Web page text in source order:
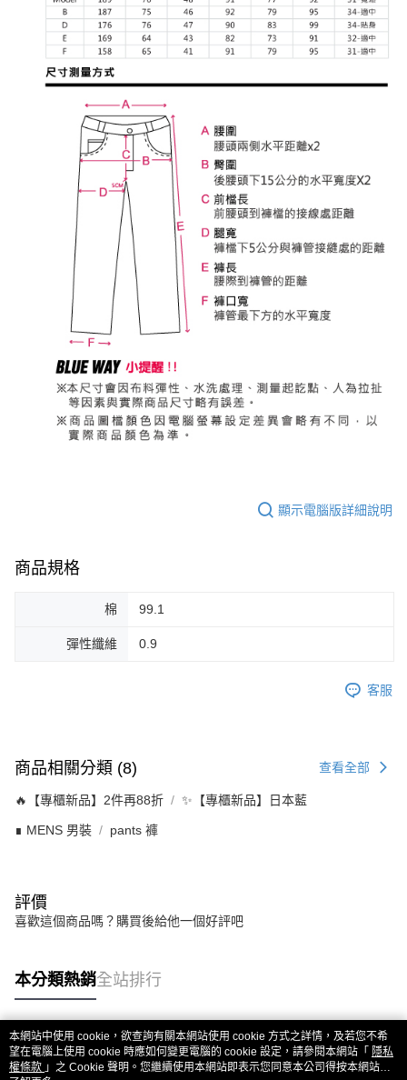
顯示電腦版詳細說明
商品規格
棉 99.1
彈性纖維 0.9
客服
商品相關分類 (8) 查看全部
🔥【專櫃新品】2件再88折 ✨【專櫃新品】日本藍
∎ MENS 男裝 pants 褲
評價
喜歡這個商品嗎？購買後給他一個好評吧
本分類熱銷全站排行
熱門標籤
本網站中使用 cookie，欲查詢有關本網站使用 cookie 方式之詳情，及若您不希
望在電腦上使用 cookie 時應如何變更電腦的 cookie 設定，請參閱本網站「 隱私
權條款 」之 Cookie 聲明。您繼續使用本網站即表示您同意本公司得按本網站使